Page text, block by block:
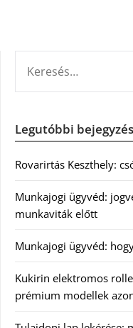
Legutóbbi
Rovarirtás Keszthely:
Munkajogi ügyvéd:
munkaviták előtt
Munkajogi ügyvéd:
Kukirin elektromos
prémium modellek